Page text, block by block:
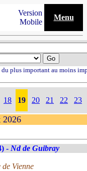
Version
Mobile
Menu
du plus important au moins
18 19 20 21 22 23
2026
- Nd de Guibray
Vienne